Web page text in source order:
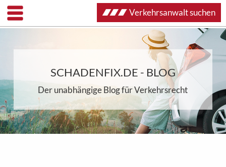
SCHADENFIX.DE - BLOG
Der unabhängige Blog für Verkehrsrecht
Verkehrsanwalt suchen